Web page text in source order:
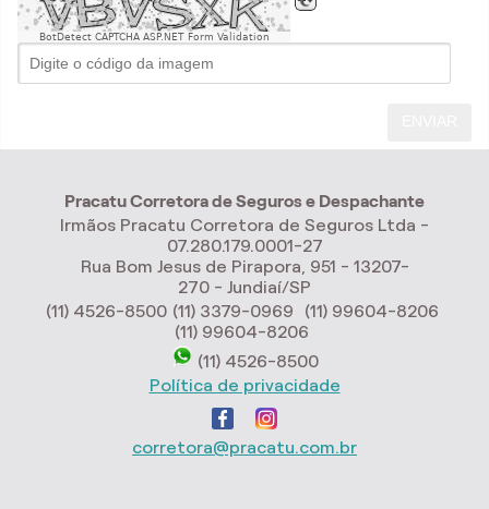
BotDetect CAPTCHA ASP.NET Form Validation
Pracatu Corretora de Seguros e Despachante
Irmãos Pracatu Corretora de Seguros Ltda -
07.280.179.0001-27
Rua Bom Jesus de Pirapora, 951 - 13207-
270 - Jundiaí/SP
(11) 4526-8500 (11) 3379-0969
(11) 99604-8206
(11) 99604-8206
(11) 4526-8500
Política de privacidade
corretora@pracatu.com.br